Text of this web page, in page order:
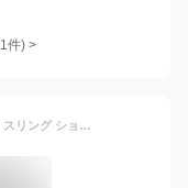
1件) >
キャリーバッグ ドッグスリング 犬 猫 用 スリング ショルダーキャリー バッグスリング ペット 抱っこ紐 小型犬 中型犬 飛び出し防止 キャリー ペット グッズ 軽量 刺繡 バッグ おしゃれ 病院 携帯 帰省 旅行 送料無料